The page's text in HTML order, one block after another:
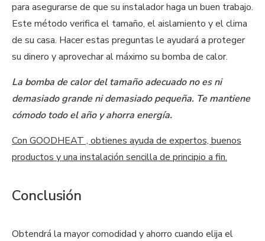
para asegurarse de que su instalador haga un buen trabajo.
Este método verifica el tamaño, el aislamiento y el clima
de su casa. Hacer estas preguntas le ayudará a proteger
su dinero y aprovechar al máximo su bomba de calor.
La bomba de calor del tamaño adecuado no es ni
demasiado grande ni demasiado pequeña. Te mantiene
cómodo todo el año y ahorra energía.
Con GOODHEAT , obtienes ayuda de expertos, buenos
productos y una instalación sencilla de principio a fin.
Conclusión
Obtendrá la mayor comodidad y ahorro cuando elija el